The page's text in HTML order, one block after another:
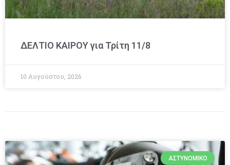
ΔΕΛΤΙΟ ΚΑΙΡΟΥ για Τρίτη 11/8
10 Αυγούστου, 2026
ΑΣΤΥΝΟΜΙΚΌ